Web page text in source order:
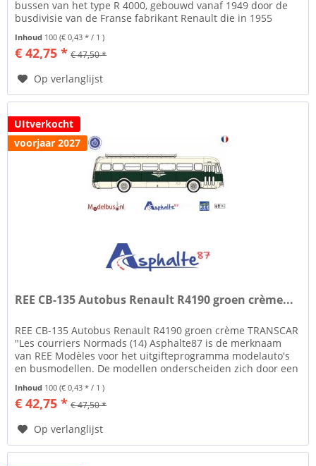
bussen van het type R 4000, gebouwd vanaf 1949 door de
busdivisie van de Franse fabrikant Renault die in 1955
Inhoud 100(€ 0,43 * / 1 )
€ 42,75 * € 47,50 *
Op verlanglijst
UItverkocht
voorjaar 2027
REE CB-135 Autobus Renault R4190 groen crème...
REE CB-135 Autobus Renault R4190 groen crème TRANSCAR
"Les courriers Normads (14) Asphalte87 is de merknaam
van REE Modèles voor het uitgifteprogramma modelauto's
en busmodellen. De modellen onderscheiden zich door een
Inhoud 100(€ 0,43 * / 1 )
€ 42,75 * € 47,50 *
Op verlanglijst